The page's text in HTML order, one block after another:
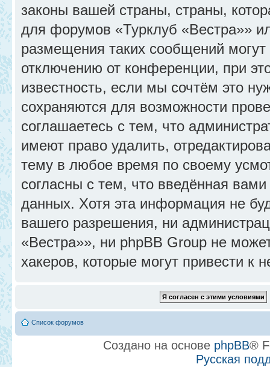
законы вашей страны, страны,
для форумов «Турклуб «Вестра»»
размещения таких сообщений
отключению от конференции, при
известность, если мы сочтём это
сохраняются для возможности
соглашаетесь с тем, что
имеют право удалить,
тему в любое время по своему
согласны с тем, что введённая
данных. Хотя эта информация не
вашего разрешения, ни
«Вестра»», ни phpBB Group не
хакеров, которые могут привести к
Список форумов
Создано на основе phpBB®
Русская